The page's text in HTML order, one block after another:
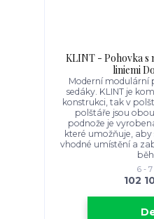
KLINT - Pohovka s
liniemi
Moderní modulární
sedáky. KLINT je
konstrukci, tak v
polštáře jsou
podnože je
které umožňuje, aby
vhodné umístění a
102
6 -